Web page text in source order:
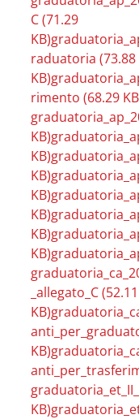
C (71.29
KB)
raduatoria (73.88
KB)
rimento (68.29
KB)
KB)
KB)
KB)
KB)
KB)
KB)
_allegato_C (52.11
KB)
KB)
KB)